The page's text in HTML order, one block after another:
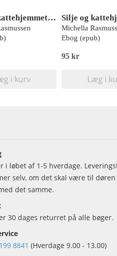
Silje og kattehjemmet #1: Den nye kat
i kurv
Michella
Ebog (epub)
95 kr
Læg i
i løbet af 1-5 hverdage.
selv, om det skal være til
det samme.
30 dages returret på alle bøger.
8841 (Hverdage 9.00 - 13.00)